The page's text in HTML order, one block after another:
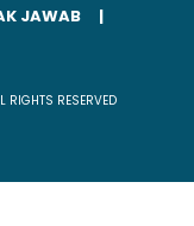
JAWAB
RESERVED